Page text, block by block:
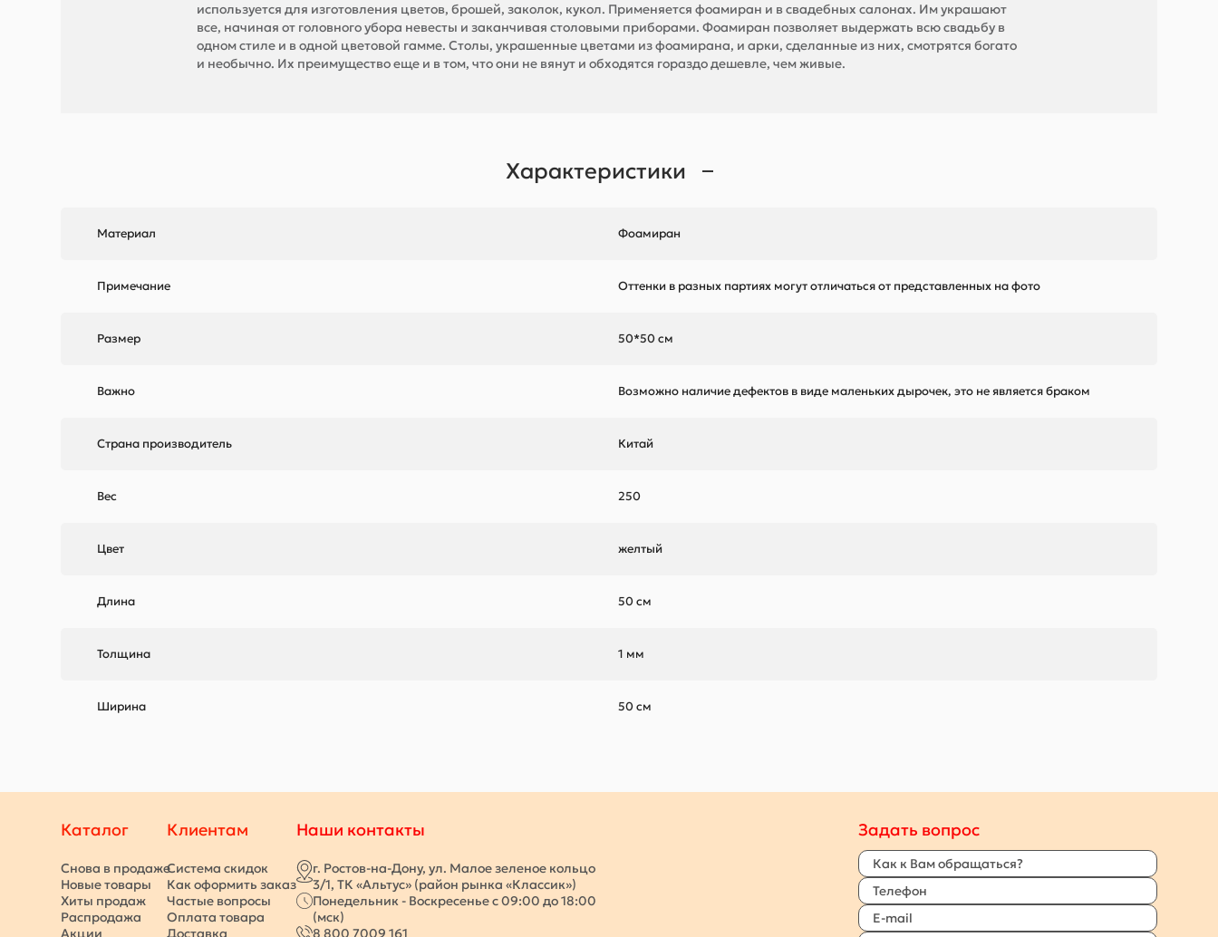
используется для изготовления цветов, брошей, заколок, кукол. Применяется фоамиран и в свадебных салонах. Им украшают
все, начиная от головного убора невесты и заканчивая столовыми приборами. Фоамиран позволяет выдержать всю свадьбу в
одном стиле и в одной цветовой гамме. Столы, украшенные цветами из фоамирана, и арки, сделанные из них, смотрятся богато
и необычно. Их преимущество еще и в том, что они не вянут и обходятся гораздо дешевле, чем живые.
Характеристики
Материал Фоамиран
Примечание Оттенки в разных партиях могут отличаться от представленных на фото
Размер 50*50 см
Важно Возможно наличие дефектов в виде маленьких дырочек, это не является браком
Страна производитель Китай
Вес 250
Цвет желтый
Длина 50 см
Толщина 1 мм
Ширина 50 см
Каталог
Снова в продаже
Новые товары
Хиты продаж
Распродажа
Акции
Клиентам
Система скидок
Как оформить заказ
Частые вопросы
Оплата товара
Доставка
Наши контакты
г. Ростов-на-Дону, ул. Малое зеленое кольцо
3/1, ТК «Альтус» (район рынка «Классик»)
Понедельник - Воскресенье с 09:00 до 18:00
(мск)
8 800 7009 161
Задать вопрос